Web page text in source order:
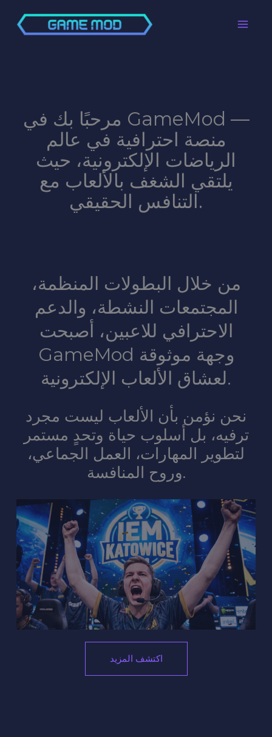
вмісту
مرحبًا بك في GameMod —
منصة احترافية في عالم
الرياضات الإلكترونية، حيث
يلتقي الشغف بالألعاب مع
التنافس الحقيقي.
من خلال البطولات المنظمة،
المجتمعات النشطة، والدعم
الاحترافي للاعبين، أصبحت
GameMod وجهة موثوقة
لعشاق الألعاب الإلكترونية.
نحن نؤمن بأن الألعاب ليست مجرد
ترفيه، بل أسلوب حياة وتحدٍ مستمر
لتطوير المهارات، العمل الجماعي،
وروح المنافسة.
اكتشف المزيد